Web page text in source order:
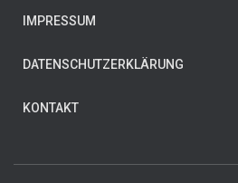
IMPRESSUM
DATENSCHUTZERKLÄRUNG
KONTAKT